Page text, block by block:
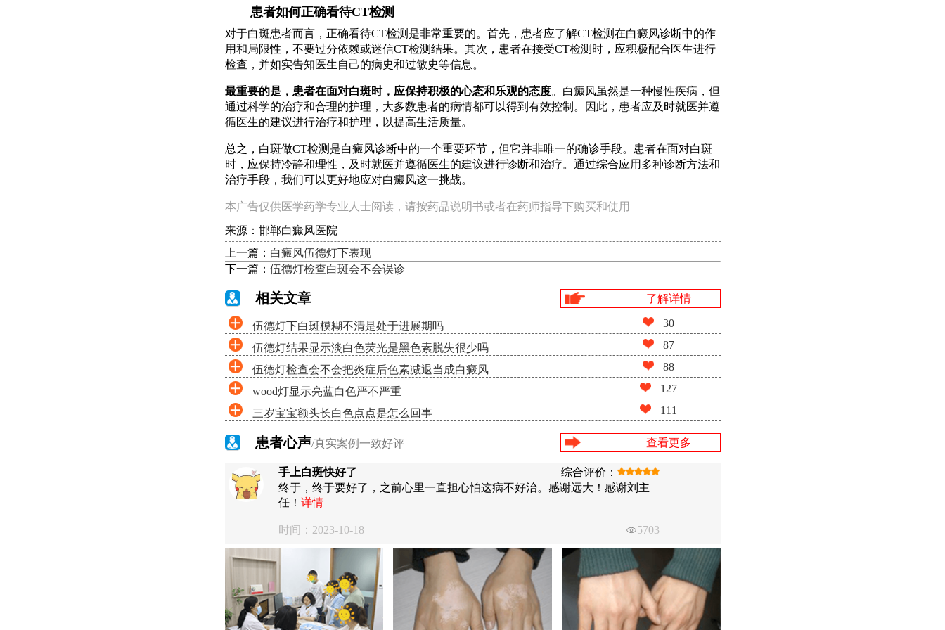
患者如何正确看待CT检测
对于白斑患者而言，正确看待CT检测是非常重要的。首先，患者应了解CT检测在白癜风诊断中的作
用和局限性，不要过分依赖或迷信CT检测结果。其次，患者在接受CT检测时，应积极配合医生进行
检查，并如实告知医生自己的病史和过敏史等信息。
最重要的是，患者在面对白斑时，应保持积极的心态和乐观的态度。白癜风虽然是一种慢性疾病，但
通过科学的治疗和合理的护理，大多数患者的病情都可以得到有效控制。因此，患者应及时就医并遵
循医生的建议进行治疗和护理，以提高生活质量。
总之，白斑做CT检测是白癜风诊断中的一个重要环节，但它并非唯一的确诊手段。患者在面对白斑
时，应保持冷静和理性，及时就医并遵循医生的建议进行诊断和治疗。通过综合应用多种诊断方法和
治疗手段，我们可以更好地应对白癜风这一挑战。
本广告仅供医学药学专业人士阅读，请按药品说明书或者在药师指导下购买和使用
来源：邯郸白癜风医院
上一篇： 白癜风伍德灯下表现
下一篇： 伍德灯检查白斑会不会误诊
相关文章 了解详情
伍德灯下白斑模糊不清是处于进展期吗 30
伍德灯结果显示淡白色荧光是黑色素脱失很少吗 87
伍德灯检查会不会把炎症后色素减退当成白癜风 88
wood灯显示亮蓝白色严不严重 127
三岁宝宝额头长白色点点是怎么回事 111
患者心声/真实案例一致好评 查看更多
手上白斑快好了
综合评价：
终于，终于要好了，之前心里一直担心怕这病不好治。感谢远大！感谢刘主
任！ 详情
时间：2023-10-18 5703